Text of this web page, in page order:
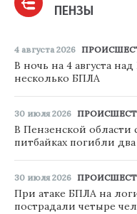
ПЕНЗЫ
4 августа 2026
В ночь на 4 августа
несколько БПЛА
30 июля 2026
В Пензенской области
питбайках погибли
30 июля 2026
При атаке БПЛА на
пострадали четыре